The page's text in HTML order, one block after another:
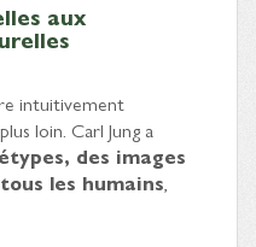
aux
intuitivement
loin. Carl Jung a
des images
les humains,